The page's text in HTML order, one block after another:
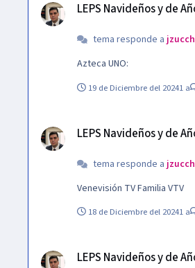
LEPS Navideños y de
tema responde a
Azteca UNO:
19 de Diciembre del 20241 a
LEPS Navideños y de
tema responde a
Venevisión TV Familia VTV
18 de Diciembre del 20241 a
LEPS Navideños y de